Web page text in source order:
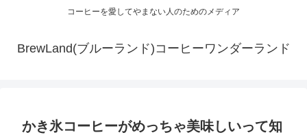
コーヒーを愛してやまない人のためのメディア
BrewLand(ブルーランド)コーヒーワンダーランド
かき氷コーヒーがめっちゃ美味しいって知